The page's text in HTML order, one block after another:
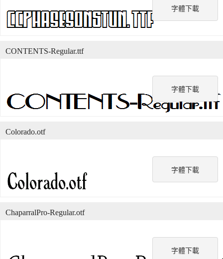
字體下載
字體下載
CONTENTS-Regular.ttf
字體下載
Colorado.otf
字體下載
ChaparralPro-Regular.otf